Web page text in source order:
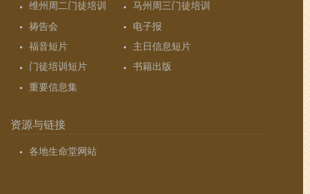
维州周二门徒培训
马州周三门徒培训
祷告会
电子报
福音短片
主日信息短片
门徒培训短片
书籍出版
重要信息集
资源与链接
各地生命堂网站